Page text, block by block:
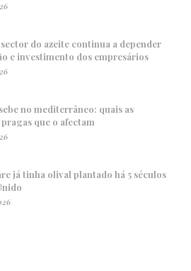
do azeite continua a depender
e investimento dos empresários
no mediterrâneo: quais as
que o afectam
já tinha olival plantado há 5 séculos